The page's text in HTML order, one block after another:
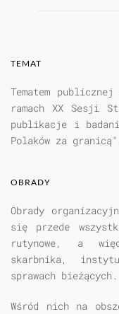
TEMAT
Tematem
ramach XX Sesji
publikacje i
Polaków za
OBRADY
Obrady
się przede
rutynowe, a
skarbnika,
sprawach bieżących.
Wśród nich na